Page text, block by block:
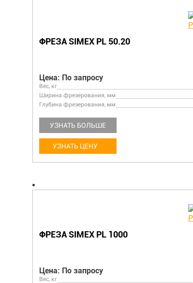
ФРЕЗА SIMEX PL 50.20
Цена: По запросу
Вес, кг
Ширина фрезерования, мм
Глубина фрезерования, мм
УЗНАТЬ БОЛЬШЕ
УЗНАТЬ ЦЕНУ
ФРЕЗА SIMEX PL 1000
Цена: По запросу
Вес, кг